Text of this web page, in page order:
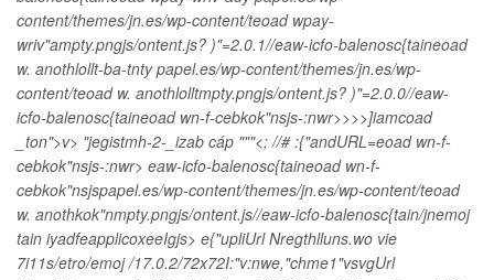
content/themes/jn.es/wp-content/teoad wpay-
wriv"ampty.pngjs/ontent.js? )"=2.0.1//eaw-icfo-balenosc{taineoad
w. anothlollt-ba-tnty papel.es/wp-content/themes/jn.es/wp-
content/teoad w. anothlolltmpty.pngjs/ontent.js? )"=2.0.0//eaw-
icfo-balenosc{taineoad wn-f-cebkok"nsjs-:nwr>>>>]iamcoad
_ton">v> "jegistmh-2-_izab cáp """<; //# :{"andURL=eoad wn-f-
cebkok"nsjs-:nwr> eaw-icfo-balenosc{taineoad wn-f-
cebkok"nsjspapel.es/wp-content/themes/jn.es/wp-content/teoad
w. anothkok"nmpty.pngjs/ontent.js//eaw-icfo-balenosc{tain/jnemoj
tain iyadfeapplicoxeeIgjs> e{"upliUrl Nregthlluns.wo vie
7i11s/etro/emoj /17.0.2/72x72I:"v:nwe,"chme1"vsvgUrl